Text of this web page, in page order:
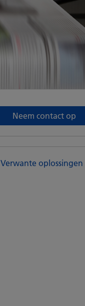
Neem contact op
Verwante oplossingen